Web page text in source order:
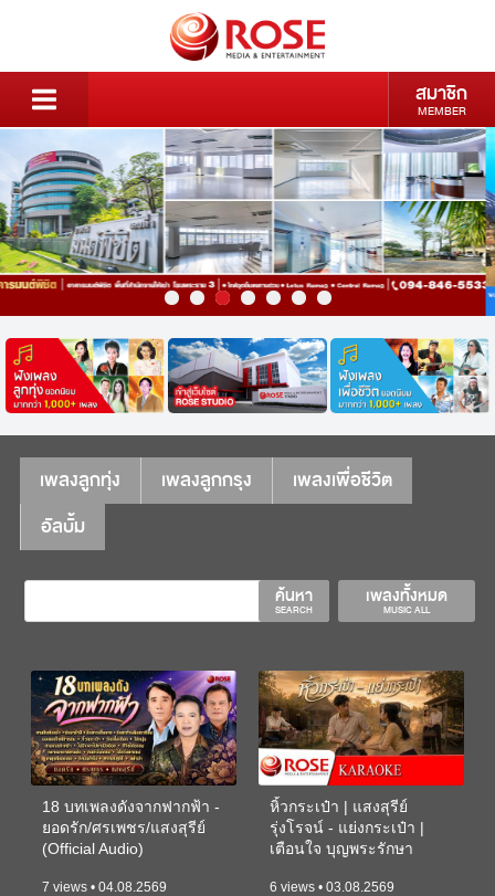
สมาชิก
MEMBER
เพลงลูกทุ่ง เพลงลูกกรุง
เพลงเพื่อชีวิต
อัลบั้ม
เพลงทั้งหมด
MUSIC ALL
ค้นหา
SEARCH
18 บทเพลงดังจากฟากฟ้า -
ยอดรัก/ศรเพชร/แสงสุรีย์
(Official Audio)
7 views • 04.08.2569
หิ้วกระเป๋า | แสงสุรีย์
รุ่งโรจน์ - แย่งกระเป๋า |
เตือนใจ บุญพระรักษา
6 views • 03.08.2569